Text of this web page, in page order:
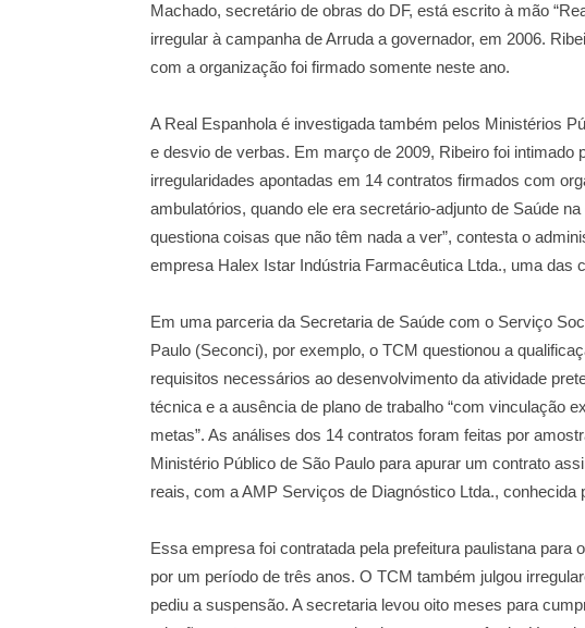
Machado, secretário de obras do DF, está escrito à mão
irregular à campanha de Arruda a governador, em 2006.
com a organização foi firmado somente neste ano.
A Real Espanhola é investigada também pelos Ministérios
e desvio de verbas. Em março de 2009, Ribeiro foi intimado
irregularidades apontadas em 14 contratos firmados com
ambulatórios, quando ele era secretário-adjunto de Saúde
questiona coisas que não têm nada a ver”, contesta o
empresa Halex Istar Indústria Farmacêutica Ltda., uma das
Em uma parceria da Secretaria de Saúde com o Serviço
Paulo (Seconci), por exemplo, o TCM questionou a
requisitos necessários ao desenvolvimento da atividade
técnica e a ausência de plano de trabalho “com vinculação
metas”. As análises dos 14 contratos foram feitas por
Ministério Público de São Paulo para apurar um contrato
reais, com a AMP Serviços de Diagnóstico Ltda., conhecida
Essa empresa foi contratada pela prefeitura paulistana para
por um período de três anos. O TCM também julgou
pediu a suspensão. A secretaria levou oito meses para